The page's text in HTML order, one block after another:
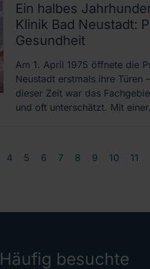
Ein halbes
Klinik Bad Neustadt:
Gesundheit
Am 1. April 1975 öffnete die
Neustadt erstmals ihre Türen
dieser Zeit war das
und oft unterschätzt. Mit
4 5 6 7 8 9 10 11
Häufig besuchte